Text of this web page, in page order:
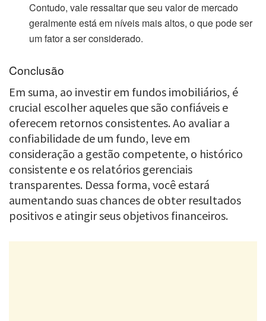
Contudo, vale ressaltar que seu valor de mercado
geralmente está em níveis mais altos, o que pode ser
um fator a ser considerado.
Conclusão
Em suma, ao investir em fundos imobiliários, é
crucial escolher aqueles que são confiáveis e
oferecem retornos consistentes. Ao avaliar a
confiabilidade de um fundo, leve em
consideração a gestão competente, o histórico
consistente e os relatórios gerenciais
transparentes. Dessa forma, você estará
aumentando suas chances de obter resultados
positivos e atingir seus objetivos financeiros.